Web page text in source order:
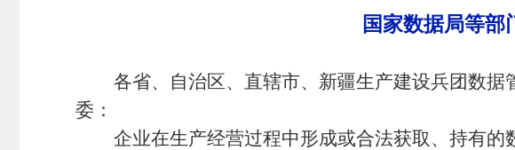
国家数据局等部
各省、自治区、直辖市、新疆生产建设兵团数
委：
企业在生产经营过程中形成或合法获取、持有